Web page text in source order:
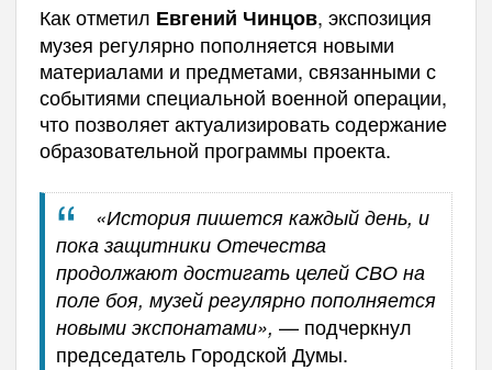
Как отметил Евгений Чинцов, экспозиция
музея регулярно пополняется новыми
материалами и предметами, связанными с
событиями специальной военной операции,
что позволяет актуализировать содержание
образовательной программы проекта.
«История пишется каждый день, и
пока защитники Отечества
продолжают достигать целей СВО на
поле боя, музей регулярно пополняется
новыми экспонатами», — подчеркнул
председатель Городской Думы.